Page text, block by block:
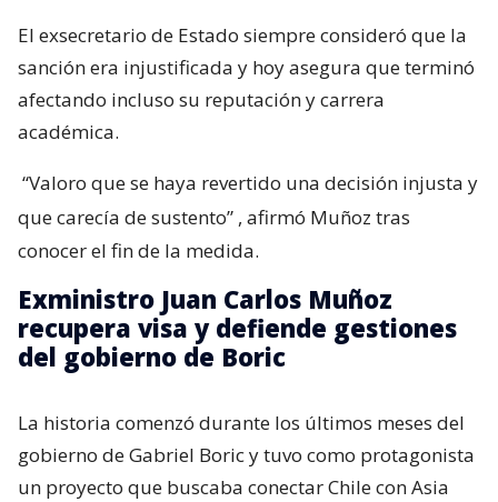
El exsecretario de Estado siempre consideró que la
sanción era injustificada y hoy asegura que terminó
afectando incluso su reputación y carrera
académica.
“Valoro que se haya revertido una decisión injusta y
que carecía de sustento” , afirmó Muñoz tras
conocer el fin de la medida.
Exministro Juan Carlos Muñoz
recupera visa y defiende gestiones
del gobierno de Boric
La historia comenzó durante los últimos meses del
gobierno de Gabriel Boric y tuvo como protagonista
un proyecto que buscaba conectar Chile con Asia